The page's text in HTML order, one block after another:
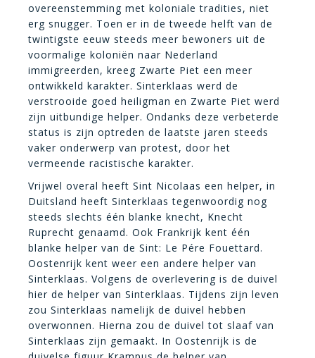
overeenstemming met koloniale tradities, niet
erg snugger. Toen er in de tweede helft van de
twintigste eeuw steeds meer bewoners uit de
voormalige koloniën naar Nederland
immigreerden, kreeg Zwarte Piet een meer
ontwikkeld karakter. Sinterklaas werd de
verstrooide goed heiligman en Zwarte Piet werd
zijn uitbundige helper. Ondanks deze verbeterde
status is zijn optreden de laatste jaren steeds
vaker onderwerp van protest, door het
vermeende racistische karakter.
Vrijwel overal heeft Sint Nicolaas een helper, in
Duitsland heeft Sinterklaas tegenwoordig nog
steeds slechts één blanke knecht, Knecht
Ruprecht genaamd. Ook Frankrijk kent één
blanke helper van de Sint: Le Pére Fouettard.
Oostenrijk kent weer een andere helper van
Sinterklaas. Volgens de overlevering is de duivel
hier de helper van Sinterklaas. Tijdens zijn leven
zou Sinterklaas namelijk de duivel hebben
overwonnen. Hierna zou de duivel tot slaaf van
Sinterklaas zijn gemaakt. In Oostenrijk is de